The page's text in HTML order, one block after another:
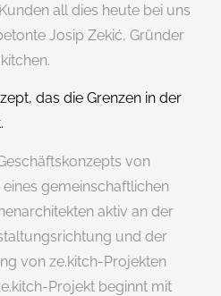
all dies heute bei uns
Josip Zekić, Gründer
das die Grenzen in der
von
gemeinschaftlichen
aktiv an der
und der
von ze.kitch-Projekten
Projekt beginnt mit